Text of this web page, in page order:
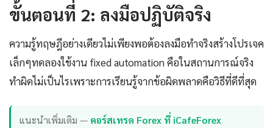
ขั้นตอนที่ 2: ลงมือปฏิบัติจริง
ความรู้ทฤษฎีอย่างเดียวไม่เพียงพอต้องลงมือทำจริงสร้างโปรเจค
เล็กๆทดลองใช้งาน fixed automation คือในสถานการณ์จริง
ทำผิดไม่เป็นไรเพราะการเรียนรู้จากข้อผิดพลาดคือวิธีที่ดีที่สุด
แนะนำเพิ่มเติม — คอร์สเทรด Forex ที่ iCafeForex